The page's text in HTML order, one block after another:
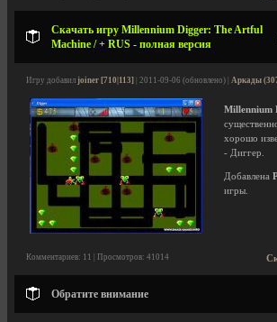
Скачать игру Millennium Digger: The Artful
Machine / + RUS - полная версия
Игру добавил joiner [710|113] | 2011-09-06 (обновлено) | Аркады
Millennium
хорошо
- Диггер.
Добавлена
игры.
Комментариев: 11 | Просмотров: 41014
Обратите внимание